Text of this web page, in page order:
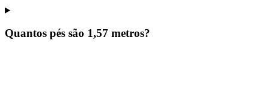
Quantos pés são 1,57 metros?